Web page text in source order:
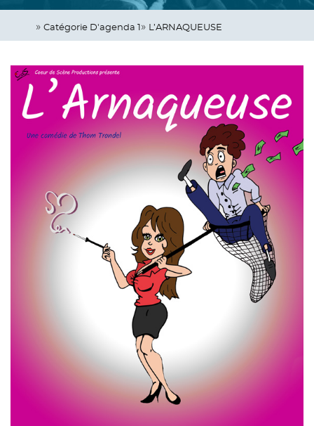
Catégorie D'agenda 1 L’ARNAQUEUSE